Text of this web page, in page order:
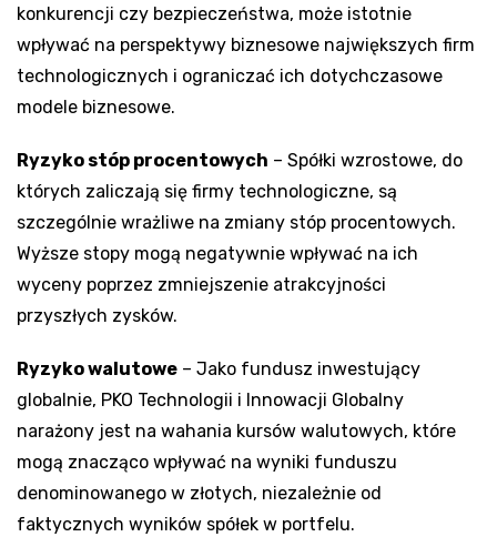
konkurencji czy bezpieczeństwa, może istotnie
wpływać na perspektywy biznesowe największych firm
technologicznych i ograniczać ich dotychczasowe
modele biznesowe.
Ryzyko stóp procentowych – Spółki wzrostowe, do
których zaliczają się firmy technologiczne, są
szczególnie wrażliwe na zmiany stóp procentowych.
Wyższe stopy mogą negatywnie wpływać na ich
wyceny poprzez zmniejszenie atrakcyjności
przyszłych zysków.
Ryzyko walutowe – Jako fundusz inwestujący
globalnie, PKO Technologii i Innowacji Globalny
narażony jest na wahania kursów walutowych, które
mogą znacząco wpływać na wyniki funduszu
denominowanego w złotych, niezależnie od
faktycznych wyników spółek w portfelu.